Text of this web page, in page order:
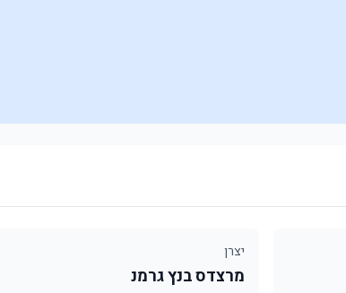
יצרן
מרצדס בנץ גרמנ